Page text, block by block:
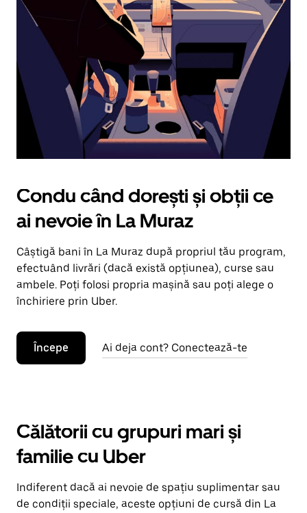
în
jos.
Închide
calendarul
apăsând
pe
butonul
Escape.
Condu când dorești și obții ce
ai nevoie în La Muraz
Câștigă bani în La Muraz după propriul tău program,
efectuând livrări (dacă există opțiunea), curse sau
ambele. Poți folosi propria mașină sau poți alege o
închiriere prin Uber.
Începe Ai deja cont? Conectează-te
Călătorii cu grupuri mari și
familie cu Uber
Indiferent dacă ai nevoie de spațiu suplimentar sau
de condiții speciale, aceste opțiuni de cursă din La